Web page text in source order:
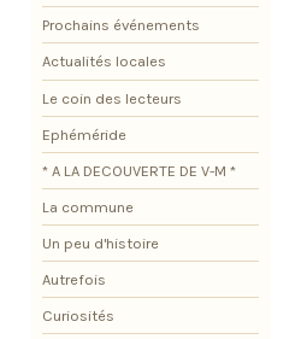
Prochains événements
Actualités locales
Le coin des lecteurs
Ephéméride
* A LA DECOUVERTE DE V-M *
La commune
Un peu d'histoire
Autrefois
Curiosités